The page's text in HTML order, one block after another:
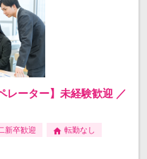
レーター】未経験歓迎 ／
新卒歓迎 転勤なし